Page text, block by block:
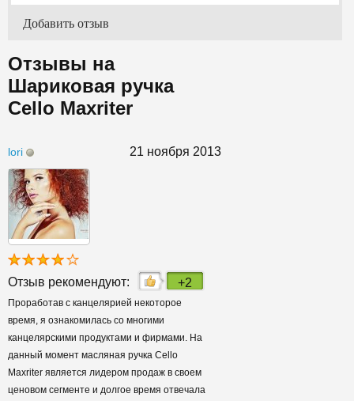
Добавить отзыв
Отзывы на
Шариковая ручка
Cello Maxriter
lori 21 ноября 2013
Отзыв рекомендуют: +2
Проработав с канцелярией некоторое
время, я ознакомилась со многими
канцелярскими продуктами и фирмами. На
данный момент масляная ручка Cello
Maxriter является лидером продаж в своем
ценовом сегменте и долгое время отвечала